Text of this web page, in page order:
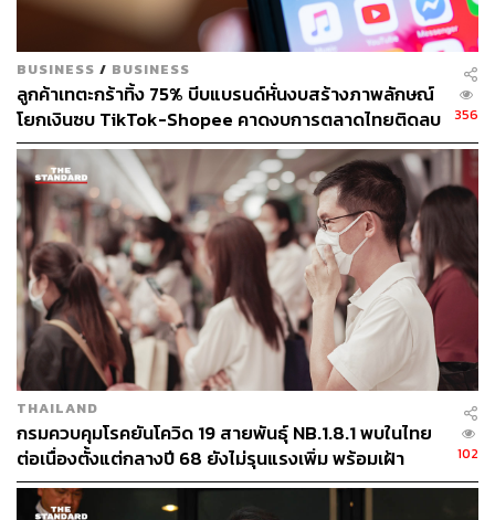
TAGS: BJC เจ้าสัวเจริญ
Big C
บริษัท เบอร์ลี่ ยุคเกอร์ จำกัด (มหาชน)
เชื้อไวรัสโคโรนา
COVID-19
โควิด-19
วัคซีนไวรัสโคโรนา
วัคซีนโควิด-19
274
ABOUT THE AUTHOR
ถนัดกิจ จันกิเสน
Content Creator ประจำกองบรรณาธิการ
THE STANDARD WEALTH ผู้เสพติดโลก
BUSINESS / BUSINESS
ลูกค้าเทตะกร้าทิ้ง 75% บีบแบรนด์หั่นงบสร้างภาพลักษณ์
โยกเงินซบ TikTok-Shopee คาดงบการตลาดไทยติดลบ
ครั้งแรกในรอบ 14 ปี
356
THAILAND
กรมควบคุมโรคยันโควิด 19 สายพันธุ์ NB.1.8.1 พบในไทย
ต่อเนื่องตั้งแต่กลางปี 68 ยังไม่รุนแรงเพิ่ม พร้อมเฝ้า
ระวัง-ติดตามใกล้ชิด
102